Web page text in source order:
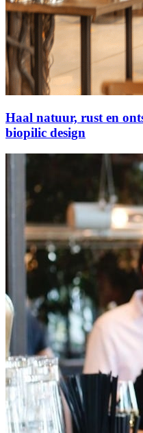
Haal natuur, rust en
biopilic design